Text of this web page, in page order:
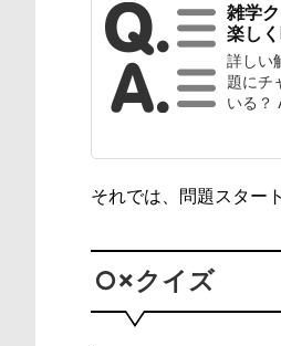
雑学
楽し
詳しい
題にチ
いる？
それでは、問題スター
○×クイズ